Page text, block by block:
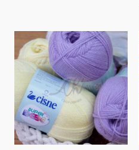
Rango
de
precios:
desde
$0.00
hasta
$16,060.00